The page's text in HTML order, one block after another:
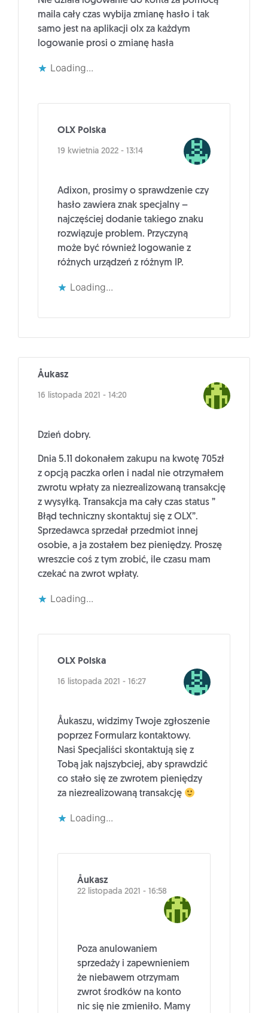
maila cały czas wybija zmianę hasło i tak
samo jest na aplikacji olx za każdym
logowanie prosi o zmianę hasła
Loading...
OLX Polska
19 kwietnia 2022 - 13:14
Adixon, prosimy o sprawdzenie czy
hasło zawiera znak specjalny –
najczęściej dodanie takiego znaku
rozwiązuje problem. Przyczyną
może być również logowanie z
różnych urządzeń z różnym IP.
Loading...
Åukasz
16 listopada 2021 - 14:20
Dzień dobry.
Dnia 5.11 dokonałem zakupu na kwotę 705zł
z opcją paczka orlen i nadal nie otrzymałem
zwrotu wpłaty za niezrealizowaną transakcję
z wysyłką. Transakcja ma cały czas status ”
Błąd techniczny skontaktuj się z OLX”.
Sprzedawca sprzedał przedmiot innej
osobie, a ja zostałem bez pieniędzy. Proszę
wreszcie coś z tym zrobić, ile czasu mam
czekać na zwrot wpłaty.
Loading...
OLX Polska
16 listopada 2021 - 16:27
Åukaszu, widzimy Twoje zgłoszenie
poprzez Formularz kontaktowy.
Nasi Specjaliści skontaktują się z
Tobą jak najszybciej, aby sprawdzić
co stało się ze zwrotem pieniędzy
za niezrealizowaną transakcję
Loading...
Åukasz
22 listopada 2021 - 16:58
Poza anulowaniem
sprzedaży i zapewnieniem
że niebawem otrzymam
zwrot środków na konto
nic się nie zmieniło. Mamy